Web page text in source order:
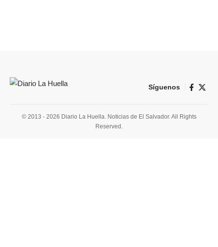
Síguenos
© 2013 - 2026 Diario La Huella. Noticias de El Salvador. All Rights
Reserved.